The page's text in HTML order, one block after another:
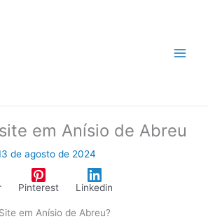
em Anísio de Abreu
de agosto de 2024
Pinterest Linkedin
em Anísio de Abreu?